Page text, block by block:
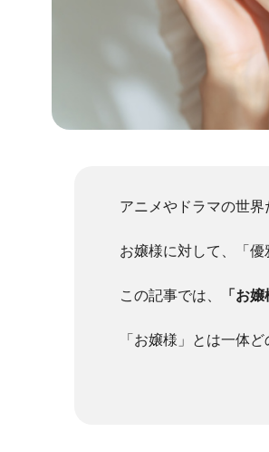
アニメやドラマの世界
お嬢様に対して、「
この記事では、 「お
「お嬢様」とは一体